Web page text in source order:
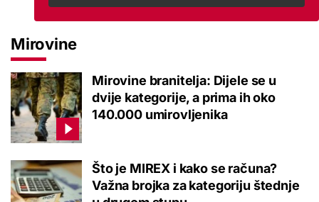
Mirovine
Mirovine branitelja: Dijele se u
dvije kategorije, a prima ih oko
140.000 umirovljenika
Što je MIREX i kako se računa?
Važna brojka za kategoriju štednje